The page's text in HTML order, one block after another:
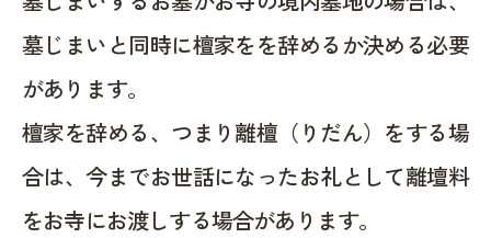
墓じまいと同時に檀家をを辞めるか決める必要
があります。
檀家を辞める、つまり離檀（りだん）をする場
合は、今までお世話になったお礼として離壇料
をお寺にお渡しする場合があります。